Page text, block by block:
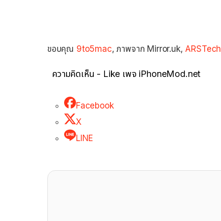
ขอบคุณ 9to5mac, ภาพจาก Mirror.uk,
ความคิดเห็น - Like เพจ iPhoneMod.net
Facebook
X
LINE